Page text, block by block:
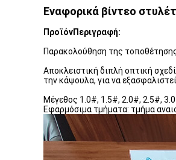
Εναφορικά βίντεο
ΠροϊόνΠεριγραφή:
Παρακολούθηση της
Αποκλειστική διπλή οπτική
την κάψουλα, για να
Μέγεθος 1.0#, 1.5#, 2.0#, 2.5#,
Εφαρμόσιμα τμήματα: τμήμα